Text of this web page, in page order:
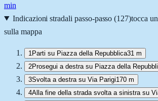
min
Indicazioni stradali passo-passo (127)tocca
sulla mappa
1 Parti su Piazza della Repubblica31 m
2Prosegui a destra su Piazza della
3Svolta a destra su Via Parigi170 m
4Alla fine della strada svolta a sinistra su